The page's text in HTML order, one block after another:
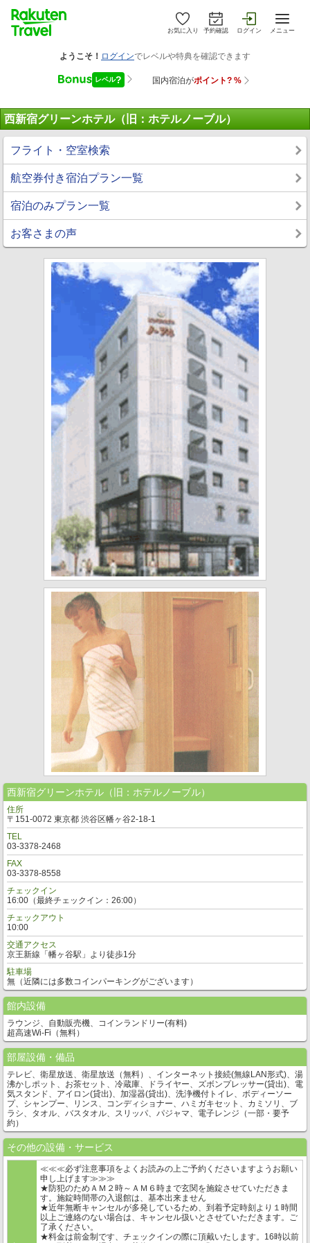
お気に入り 予約確認 ログイン メニュー
西新宿グリーンホテル（旧：ホテルノーブル）
フライト・空室検索
航空券付き宿泊プラン一覧
宿泊のみプラン一覧
お客さまの声
西新宿グリーンホテル（旧：ホテルノーブル）
住所
〒151-0072 東京都 渋谷区幡ヶ谷2-18-1
TEL
03-3378-2468
FAX
03-3378-8558
チェックイン
16:00（最終チェックイン：26:00）
チェックアウト
10:00
交通アクセス
京王新線「幡ヶ谷駅」より徒歩1分
駐車場
無（近隣には多数コインパーキングがございます）
館内設備
ラウンジ、自動販売機、コインランドリー(有料)
超高速Wi-Fi（無料）
部屋設備・備品
テレビ、衛星放送、衛星放送（無料）、インターネット接続(無線LAN形式)、湯
沸かしポット、お茶セット、冷蔵庫、ドライヤー、ズボンプレッサー(貸出)、電
気スタンド、アイロン(貸出)、加湿器(貸出)、洗浄機付トイレ、ボディーソー
プ、シャンプー、リンス、コンディショナー、ハミガキセット、カミソリ、ブ
ラシ、タオル、バスタオル、スリッパ、パジャマ、電子レンジ（一部・要予
約）
その他の設備・サービス
≪≪≪必ず注意事項をよくお読みの上ご予約くださいますようお願い
申し上げます≫≫≫
★防犯のためＡＭ２時～ＡＭ６時まで玄関を施錠させていただきま
す。施錠時間帯の入退館は、基本出来ません
★近年無断キャンセルが多発しているため、到着予定時刻より１時間
以上ご連絡のない場合は、キャンセル扱いとさせていただきます。ご
了承ください。
★料金は前金制です、チェックインの際に頂戴いたします。16時以前